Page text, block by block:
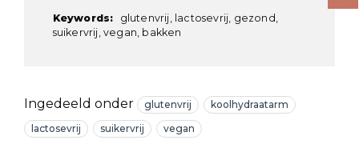
Keywords:
glutenvrij, lactosevrij, gezond,
suikervrij, vegan, bakken
Ingedeeld onder glutenvrij
koolhydraatarm
lactosevrij
suikervrij vegan